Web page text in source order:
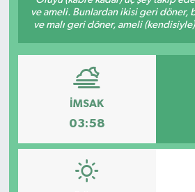
ve ameli. Bunlardan ikisi geri döner,
ve malı geri döner, ameli
İMSAK
03:58
SAĞLIK
BÖLGE
KEŞFET
POPÜLER